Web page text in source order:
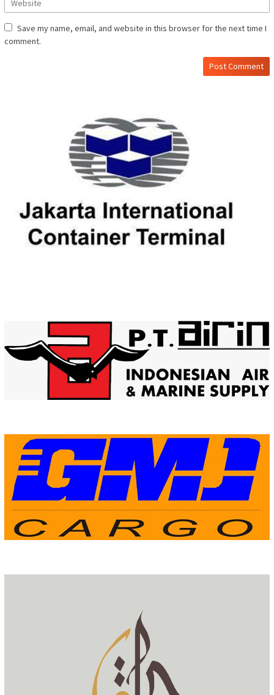
Save my name, email, and website in this browser for the next time I
comment.